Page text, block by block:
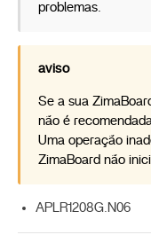
problemas.
aviso
Se a sua
não é
Uma operação
ZimaBoard não
APLR1208G.N06